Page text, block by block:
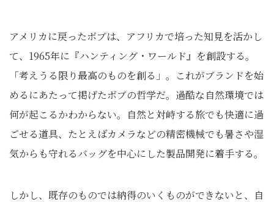
アメリカに戻ったボブは、アフリカで培った知見を活かし
て、1965年に『ハンティング・ワールド』を創設する。
「考えうる限り最高のものを創る」。これがブランドを始
めるにあたって掲げたボブの哲学だ。過酷な自然環境では
何が起こるかわからない。自然と対峙する旅でも快適に過
ごせる道具、たとえばカメラなどの精密機械でも暑さや湿
気からも守れるバッグを中心にした製品開発に着手する。
しかし、既存のものでは納得のいくものができないと、自